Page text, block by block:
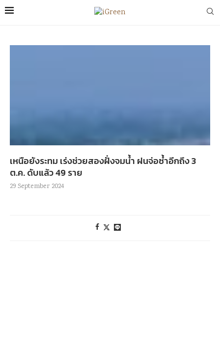
เหนือยังระทม เร่งช่วยสองฝั่งจมน้ำ ฝนจ่อซ้ำอีกถึง 3
ต.ค. ดับแล้ว 49 ราย
29 September 2024